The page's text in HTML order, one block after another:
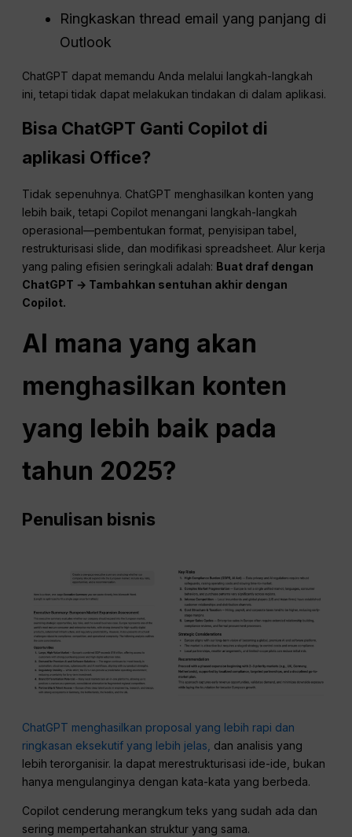
Ringkaskan thread email yang panjang di
Outlook
ChatGPT dapat memandu Anda melalui langkah-langkah
ini, tetapi tidak dapat melakukan tindakan di dalam aplikasi.
Bisa ChatGPT Ganti Copilot di
aplikasi Office?
Tidak sepenuhnya. ChatGPT menghasilkan konten yang
lebih baik, tetapi Copilot menangani langkah-langkah
operasional—pembentukan format, penyisipan tabel,
restrukturisasi slide, dan modifikasi spreadsheet. Alur kerja
yang paling efisien seringkali adalah: Buat draf dengan
ChatGPT → Tambahkan sentuhan akhir dengan
Copilot.
AI mana yang akan
menghasilkan konten
yang lebih baik pada
tahun 2025?
Penulisan bisnis
ChatGPT menghasilkan proposal yang lebih rapi dan
ringkasan eksekutif yang lebih jelas, dan analisis yang
lebih terorganisir. Ia dapat merestrukturisasi ide-ide, bukan
hanya mengulanginya dengan kata-kata yang berbeda.
Copilot cenderung merangkum teks yang sudah ada dan
sering mempertahankan struktur yang sama.